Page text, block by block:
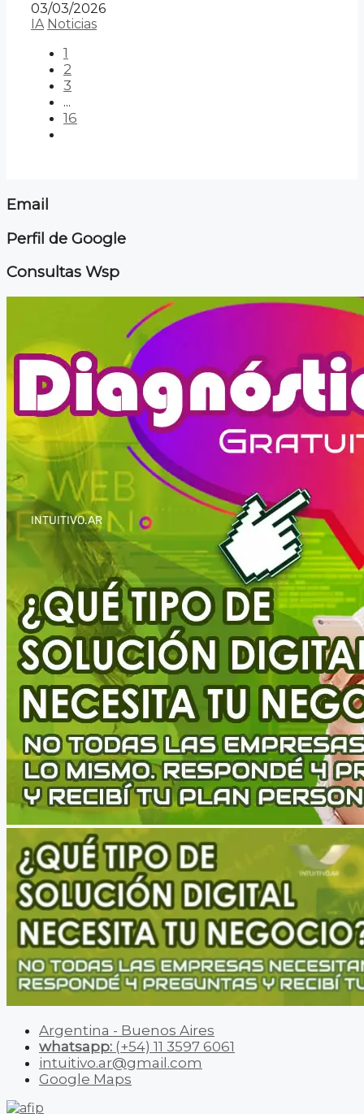
03/03/2026
IA Noticias
1
2
3
...
16
Email
Perfil de Google
Consultas Wsp
Argentina - Buenos Aires
whatsapp: (+54) 11 3597 6061
intuitivo.ar@gmail.com
Google Maps